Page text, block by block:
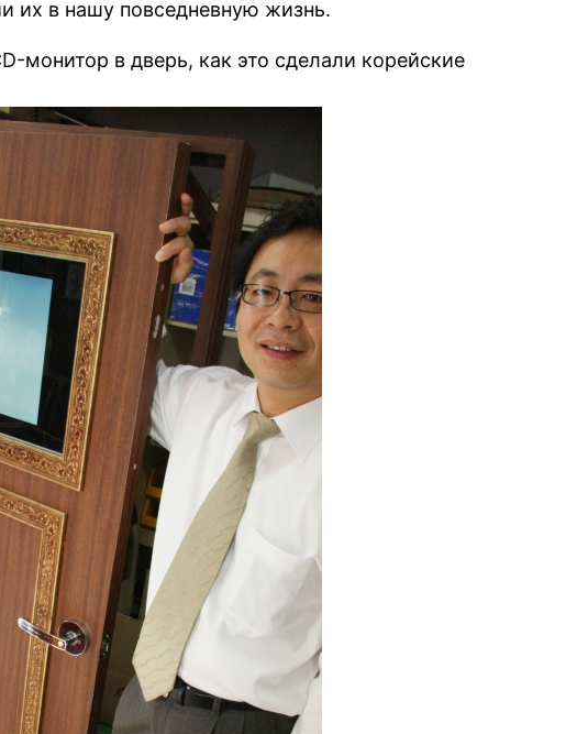
их в нашу повседневную жизнь.
монитор в дверь, как это сделали корейские